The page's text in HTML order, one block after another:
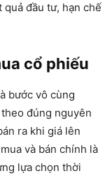
đầu tư, hạn chế
cổ phiếu
bước vô cùng
đúng nguyên
ra khi giá lên
và bán chính là
lựa chọn thời